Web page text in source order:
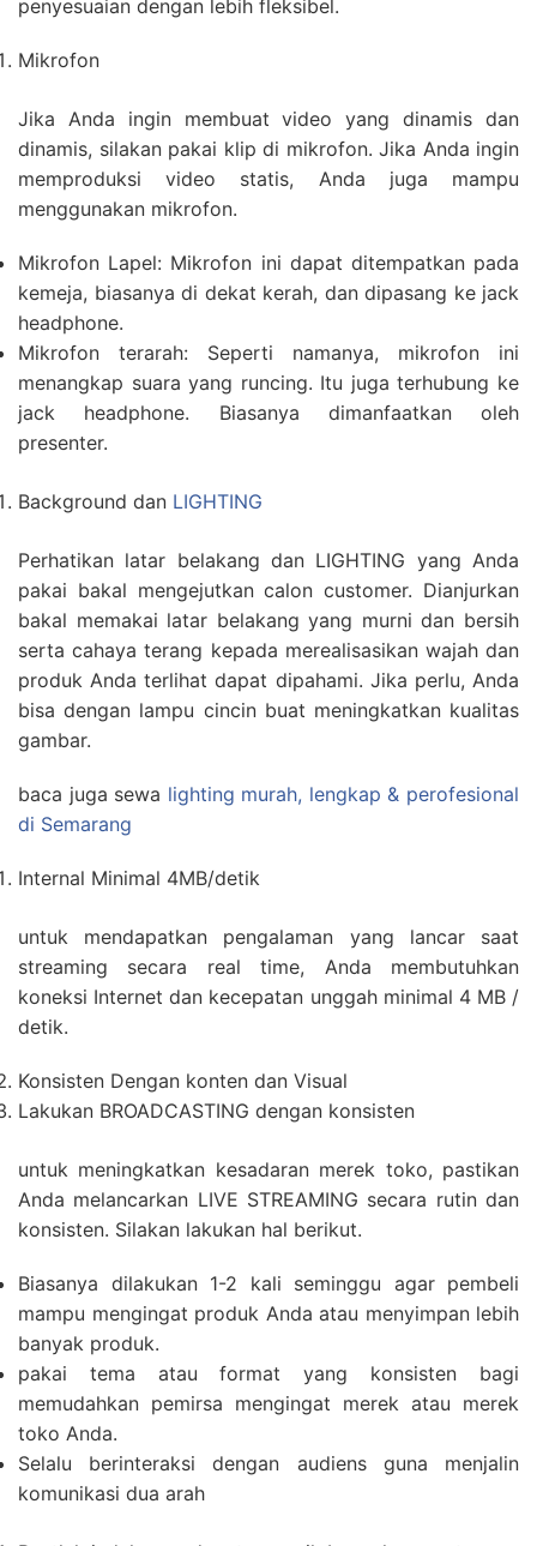
penyesuaian dengan lebih fleksibel.
Mikrofon
Jika Anda ingin membuat video yang dinamis dan
dinamis, silakan pakai klip di mikrofon. Jika Anda ingin
memproduksi video statis, Anda juga mampu
menggunakan mikrofon.
Mikrofon Lapel: Mikrofon ini dapat ditempatkan pada
kemeja, biasanya di dekat kerah, dan dipasang ke jack
headphone.
Mikrofon terarah: Seperti namanya, mikrofon ini
menangkap suara yang runcing. Itu juga terhubung ke
jack headphone. Biasanya dimanfaatkan oleh
presenter.
Background dan LIGHTING
Perhatikan latar belakang dan LIGHTING yang Anda
pakai bakal mengejutkan calon customer. Dianjurkan
bakal memakai latar belakang yang murni dan bersih
serta cahaya terang kepada merealisasikan wajah dan
produk Anda terlihat dapat dipahami. Jika perlu, Anda
bisa dengan lampu cincin buat meningkatkan kualitas
gambar.
baca juga sewa lighting murah, lengkap & perofesional
di Semarang
Internal Minimal 4MB/detik
untuk mendapatkan pengalaman yang lancar saat
streaming secara real time, Anda membutuhkan
koneksi Internet dan kecepatan unggah minimal 4 MB /
detik.
Konsisten Dengan konten dan Visual
Lakukan BROADCASTING dengan konsisten
untuk meningkatkan kesadaran merek toko, pastikan
Anda melancarkan LIVE STREAMING secara rutin dan
konsisten. Silakan lakukan hal berikut.
Biasanya dilakukan 1-2 kali seminggu agar pembeli
mampu mengingat produk Anda atau menyimpan lebih
banyak produk.
pakai tema atau format yang konsisten bagi
memudahkan pemirsa mengingat merek atau merek
toko Anda.
Selalu berinteraksi dengan audiens guna menjalin
komunikasi dua arah